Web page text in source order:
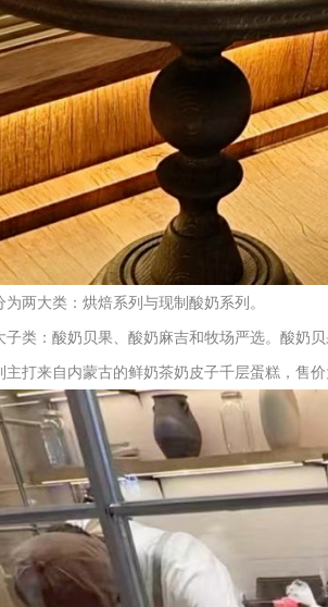
两大类：烘焙系列与现制酸奶系列。
子类：酸奶贝果、酸奶麻吉和牧场严选。酸奶
主打来自内蒙古的鲜奶茶奶皮子千层蛋糕，售